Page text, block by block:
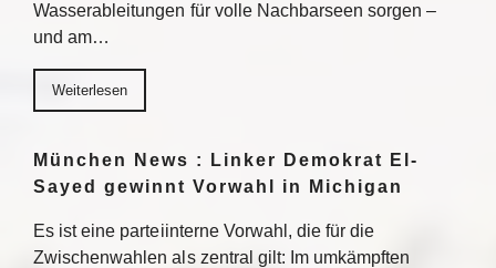
Wasserableitungen für volle Nachbarseen sorgen –
und am…
Weiterlesen
München News : Linker Demokrat El-
Sayed gewinnt Vorwahl in Michigan
Es ist eine parteiinterne Vorwahl, die für die
Zwischenwahlen als zentral gilt: Im umkämpften